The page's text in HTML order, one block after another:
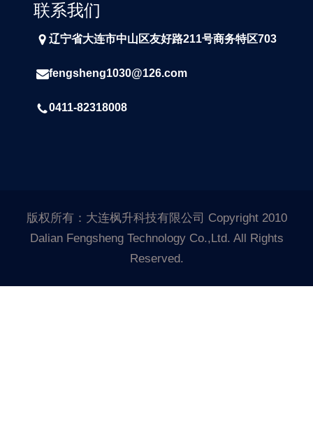
联系我们
辽宁省大连市中山区友好路211号商务特区703
fengsheng1030@126.com
0411-82318008
版权所有：大连枫升科技有限公司 Copyright 2010
Dalian Fengsheng Technology Co.,Ltd. All Rights
Reserved.